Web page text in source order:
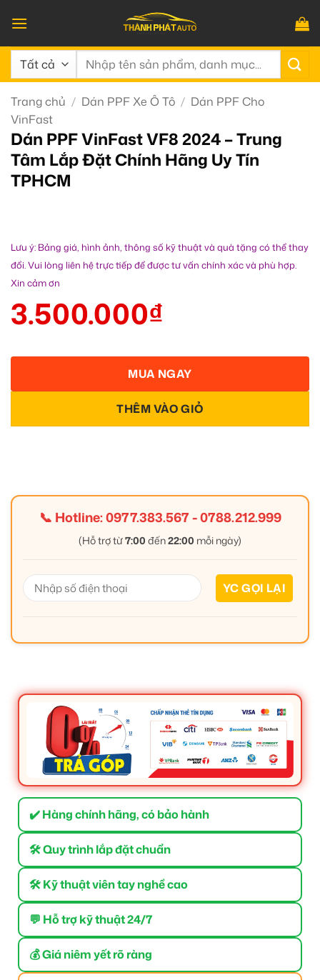
qua
nội
dung
Tìm
Trang chủ / Dán PPF Xe Ô Tô / Dán PPF Cho
VinFast
Dán PPF VinFast VF8 2024 – Trung
Tâm Lắp Đặt Chính Hãng Uy Tín
TPHCM
Lưu ý: Bảng giá, hình ảnh, thông số kỹ thuật và quà tặng có thể thay
đổi. Vui lòng liên hệ trực tiếp để được tư vấn chính xác và phù hợp.
Xin cảm ơn
3.500.000₫
THÊM VÀO GIỎ
MUA NGAY
📞 Hotline:0977.383.567-0788.212.999
(Hỗ trợ từ7:00 đến22:00 mỗi ngày)
✔️ Hàng chính hãng, có bảo hành
🛠 Quy trình lắp đặt chuẩn
🛠 Kỹ thuật viên tay nghề cao
💬 Hỗ trợ kỹ thuật 24/7
💰 Giá niêm yết rõ ràng